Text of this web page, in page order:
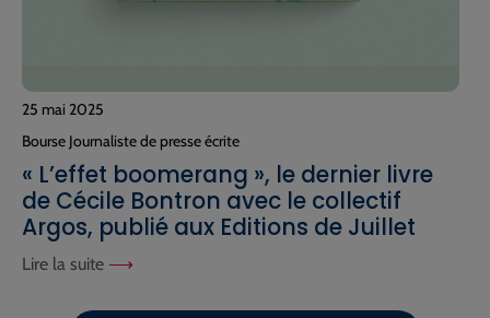
25 mai 2025
Bourse Journaliste de presse écrite
« L’effet boomerang », le dernier livre
de Cécile Bontron avec le collectif
Argos, publié aux Editions de Juillet
Lire la suite